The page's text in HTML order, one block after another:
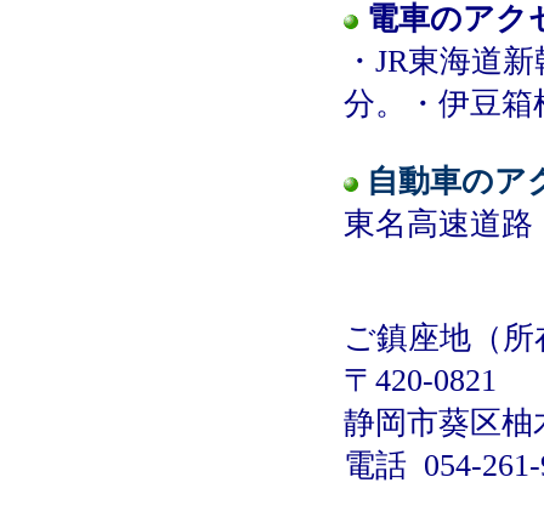
電車のアク
・JR東海道
分。・伊豆箱
自動車のア
東名高速道
ご鎮座地（所
〒420-0821
静岡市葵区柚
電話 054-